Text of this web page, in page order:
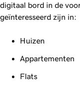
digitaal bord in de
geïnteresseerd zijn in:
Huizen
Appartementen
Flats